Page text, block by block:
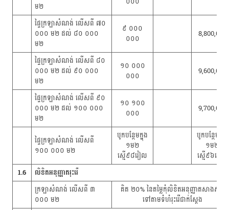
ម២
ផ្ទៃក្រឡាសំណង់ លើសពី ៧០
០០០ ម២ ដល់ ៨០ ០០០
ម២
៩ ០០០
០០០
8,800,000
ផ្ទៃក្រឡាសំណង់ លើសពី ៨០
០០០ ម២ ដល់ ៩០ ០០០
ម២
១០ ០០០
០០០
9,600,000
ផ្ទៃក្រឡាសំណង់ លើសពី ៩០
០០០ ម២ ដល់ ១០០ ០០០
ម២
១០ ១០០
០០០
9,700,000
ផ្ទៃក្រឡាសំណង់ លើសពី
១០០ ០០០ ម២
បូកបន្ថែមក្នុង
១ម២
ស្មើ៩៨រៀល
បូកបន្ថែមក្នុង
១ម២
ស្មើ៩៦រៀល
1.6
លិខិតអនុញ្ញាតរុះរើ
ក្រឡាសំណង់ លើសពី ៣
០០០ ម២
គិត ២០% នៃតម្លៃកុំលិខិតអនុញ្ញាតសាងសង់​
ទៅតាមទំហំរុះរើជាក់ស្តែង